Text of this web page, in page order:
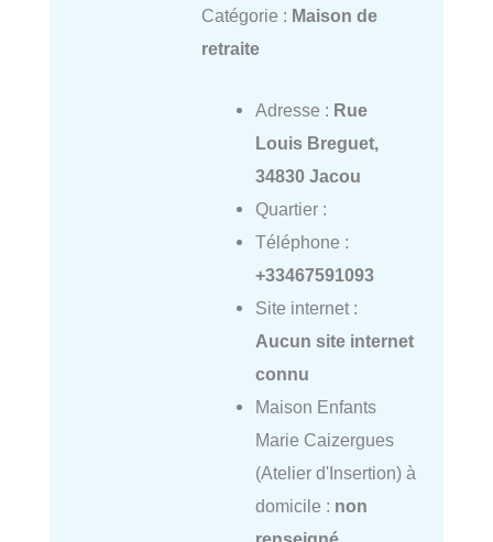
Catégorie : Maison de
retraite
Adresse : Rue
Louis Breguet,
34830 Jacou
Quartier :
Téléphone :
+33467591093
Site internet :
Aucun site internet
connu
Maison Enfants
Marie Caizergues
(Atelier d'Insertion) à
domicile : non